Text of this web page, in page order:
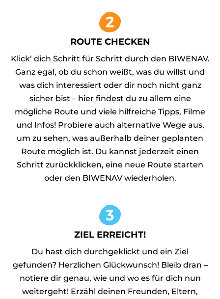
ROUTE CHECKEN
Klick‘ dich Schritt für Schritt durch den BIWENAV.
Ganz egal, ob du schon weißt, was du willst und
was dich interessiert oder dir noch nicht ganz
sicher bist – hier findest du zu allem eine
mögliche Route und viele hilfreiche Tipps, Filme
und Infos! Probiere auch alternative Wege aus,
um zu sehen, was außerhalb deiner geplanten
Route möglich ist. Du kannst jederzeit einen
Schritt zurückklicken, eine neue Route starten
oder den BIWENAV wiederholen.
ZIEL ERREICHT!
Du hast dich durchgeklickt und ein Ziel
gefunden? Herzlichen Glückwunsch! Bleib dran –
notiere dir genau, wie und wo es für dich nun
weitergeht! Erzähl deinen Freunden, Eltern,